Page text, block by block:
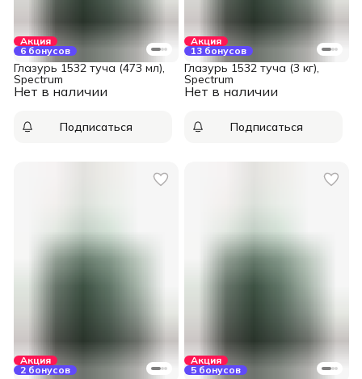
Акция
6 бонусов
Нет в наличии
Глазурь 1532 туча (473 мл),
Spectrum
Подписаться
Акция
13 бонусов
Нет в наличии
Глазурь 1532 туча (3 кг),
Spectrum
Подписаться
Акция
2 бонусов
Акция
5 бонусов